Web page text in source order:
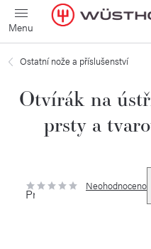
Přejít
na
obsah
Ostatní nože a příslušenství
Otvírák na
prsty a
Průměrné
hodnocení
Neohodnoceno